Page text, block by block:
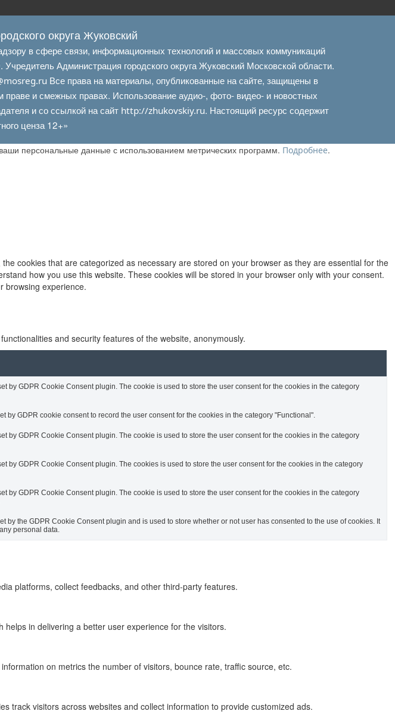
округа Жуковский
в сфере связи, информационных технологий и массовых коммуникаций
Администрация городского округа Жуковский Московской области.
Все права на материалы, опубликованные на сайте, защищены в
и смежных правах. Использование аудио-, фото- видео- и новостных
и со ссылкой на сайт http://zhukovskiy.ru. Настоящий ресурс содержит
ценза 12+»
персональные данные с использованием метрических программ. Подробнее.
cookies that are categorized as necessary are stored on your browser as they are essential for the
how you use this website. These cookies will be stored in your browser only with your consent.
browsing experience.
and security features of the website, anonymously.
by GDPR Cookie Consent plugin. The cookie is used to store the user consent for the cookies in the category
by GDPR cookie consent to record the user consent for the cookies in the category "Functional".
by GDPR Cookie Consent plugin. The cookie is used to store the user consent for the cookies in the category
by GDPR Cookie Consent plugin. The cookies is used to store the user consent for the cookies in the category
by GDPR Cookie Consent plugin. The cookie is used to store the user consent for the cookies in the category
by the GDPR Cookie Consent plugin and is used to store whether or not user has consented to the use of cookies. It
personal data.
platforms, collect feedbacks, and other third-party features.
in delivering a better user experience for the visitors.
on metrics the number of visitors, bounce rate, traffic source, etc.
track visitors across websites and collect information to provide customized ads.